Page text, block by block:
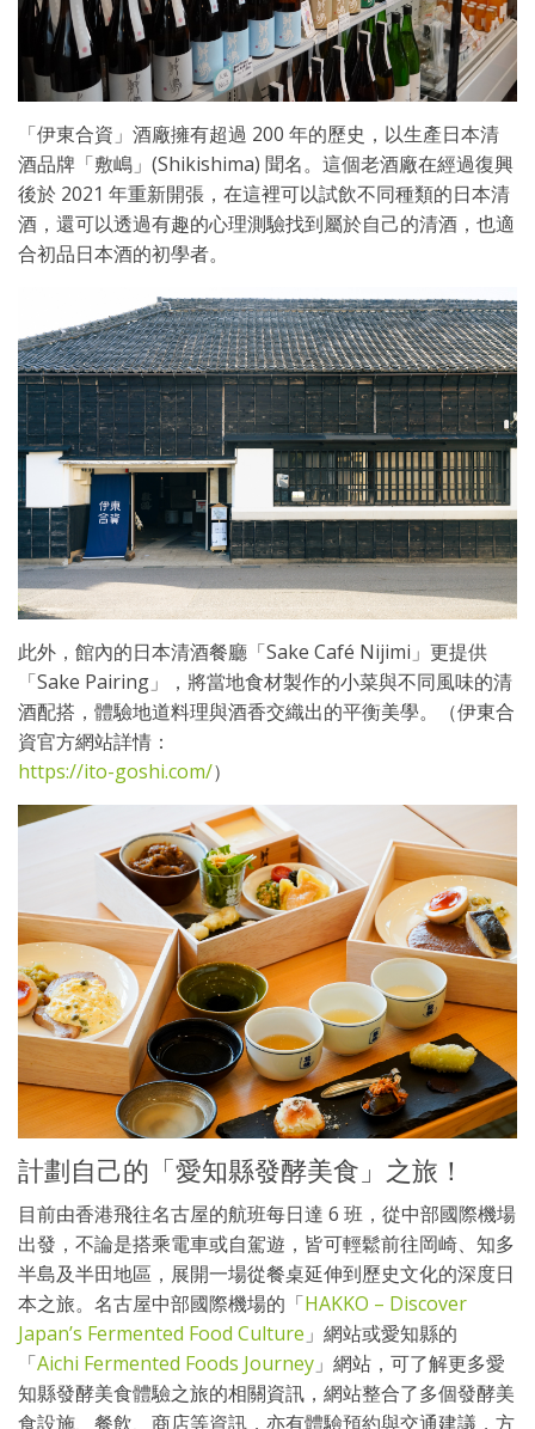
「伊東合資」酒廠擁有超過 200 年的歷史，以生產日本清
酒品牌「敷嶋」(Shikishima) 聞名。這個老酒廠在經過復興
後於 2021 年重新開張，在這裡可以試飲不同種類的日本清
酒，還可以透過有趣的心理測驗找到屬於自己的清酒，也適
合初品日本酒的初學者。
此外，館內的日本清酒餐廳「Sake Café Nijimi」更提供
「Sake Pairing」，將當地食材製作的小菜與不同風味的清
酒配搭，體驗地道料理與酒香交織出的平衡美學。（伊東合
資官方網站詳情：
https://ito-goshi.com/）
計劃自己的「愛知縣發酵美食」之旅！
目前由香港飛往名古屋的航班每日達 6 班，從中部國際機場
出發，不論是搭乘電車或自駕遊，皆可輕鬆前往岡崎、知多
半島及半田地區，展開一場從餐桌延伸到歷史文化的深度日
本之旅。名古屋中部國際機場的「HAKKO – Discover
Japan’s Fermented Food Culture 」網站或愛知縣的
「Aichi Fermented Foods Journey 」網站，可了解更多愛
知縣發酵美食體驗之旅的相關資訊，網站整合了多個發酵美
食設施、餐飲、商店等資訊，亦有體驗預約與交通建議，方